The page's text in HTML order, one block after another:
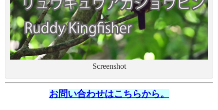
Screenshot
お問い合わせはこちらから。